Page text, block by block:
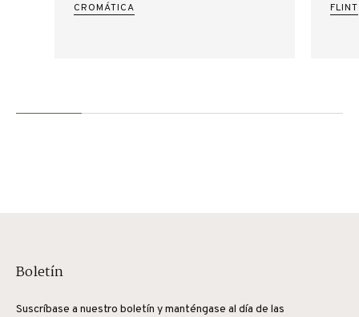
CROMÁTICA
FLINT
Boletín
Suscríbase a nuestro boletín y manténgase al día de las